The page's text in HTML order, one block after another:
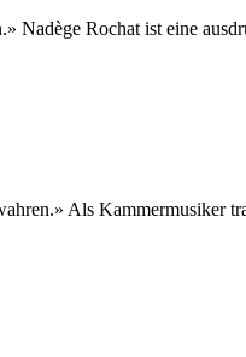
Nadège Rochat ist eine
Als Kammermusiker